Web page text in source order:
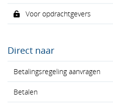
Voor opdrachtgevers
Direct naar
Betalingsregeling aanvragen
Betalen